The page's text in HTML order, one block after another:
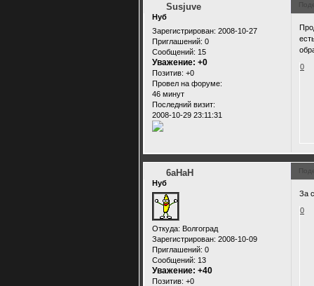
Susjuve
Нуб
Зарегистрирован: 2008-10-27
Приглашений: 0
Сообщений: 15
Уважение: +0
Позитив: +0
Провел на форуме:
46 минут
Последний визит:
2008-10-29 23:11:31
0
6аНаН
Нуб
Откуда: Волгоград
Зарегистрирован: 2008-10-09
Приглашений: 0
Сообщений: 13
Уважение: +40
Позитив: +0
За
0